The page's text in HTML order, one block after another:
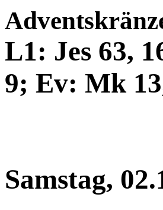
L1: Jes 63,
9; Ev: Mk
Samstag,